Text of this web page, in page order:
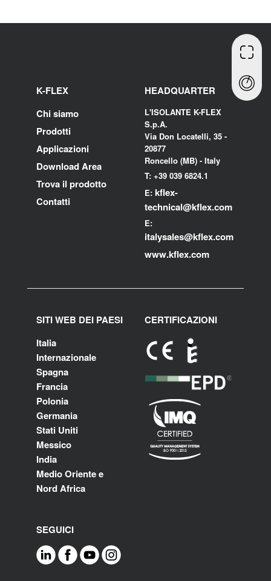
K-FLEX
Chi siamo
Prodotti
Applicazioni
Download Area
Trova il prodotto
Contatti
HEADQUARTER
L'ISOLANTE K-FLEX
S.p.A.
Via Don Locatelli, 35 -
20877
Roncello (MB) - Italy
T: +39 039 6824.1
E: kflex-
technical@kflex.com
E:
italysales@kflex.com
www.kflex.com
SITI WEB DEI PAESI
Italia
Internazionale
Spagna
Francia
Polonia
Germania
Stati Uniti
Messico
India
Medio Oriente e
Nord Africa
CERTIFICAZIONI
SEGUICI